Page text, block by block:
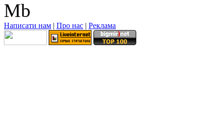
Mb
Написати нам | Про нас | Реклама